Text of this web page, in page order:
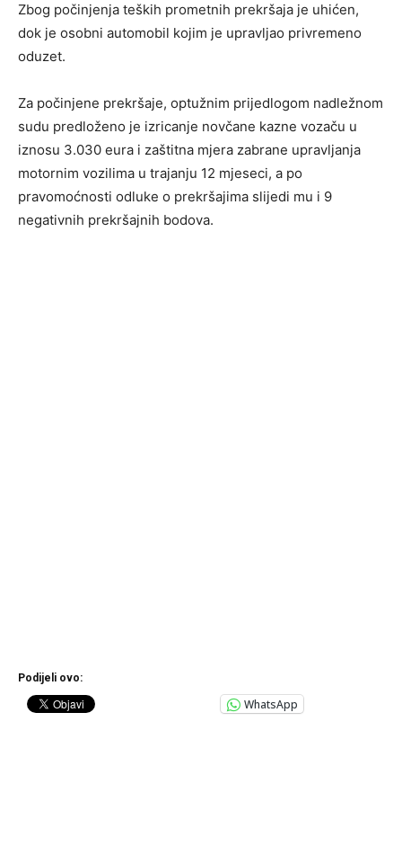
Zbog počinjenja teških prometnih prekršaja je uhićen,
dok je osobni automobil kojim je upravljao privremeno
oduzet.
Za počinjene prekršaje, optužnim prijedlogom nadležnom
sudu predloženo je izricanje novčane kazne vozaču u
iznosu 3.030 eura i zaštitna mjera zabrane upravljanja
motornim vozilima u trajanju 12 mjeseci, a po
pravomoćnosti odluke o prekršajima slijedi mu i 9
negativnih prekršajnih bodova.
Podijeli ovo:
WhatsApp